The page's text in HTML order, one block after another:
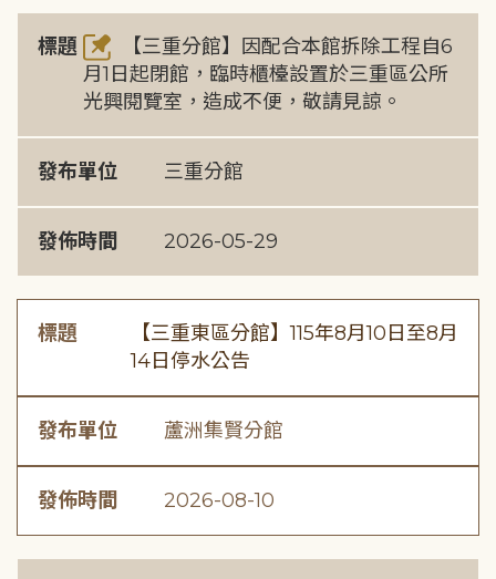
標題
【三重分館】因配合本館拆除工程自6
月1日起閉館，臨時櫃檯設置於三重區公所
光興閱覽室，造成不便，敬請見諒。
發布單位 三重分館
發佈時間 2026-05-29
標題
【三重東區分館】115年8月10日至8月
14日停水公告
發布單位 蘆洲集賢分館
發佈時間 2026-08-10